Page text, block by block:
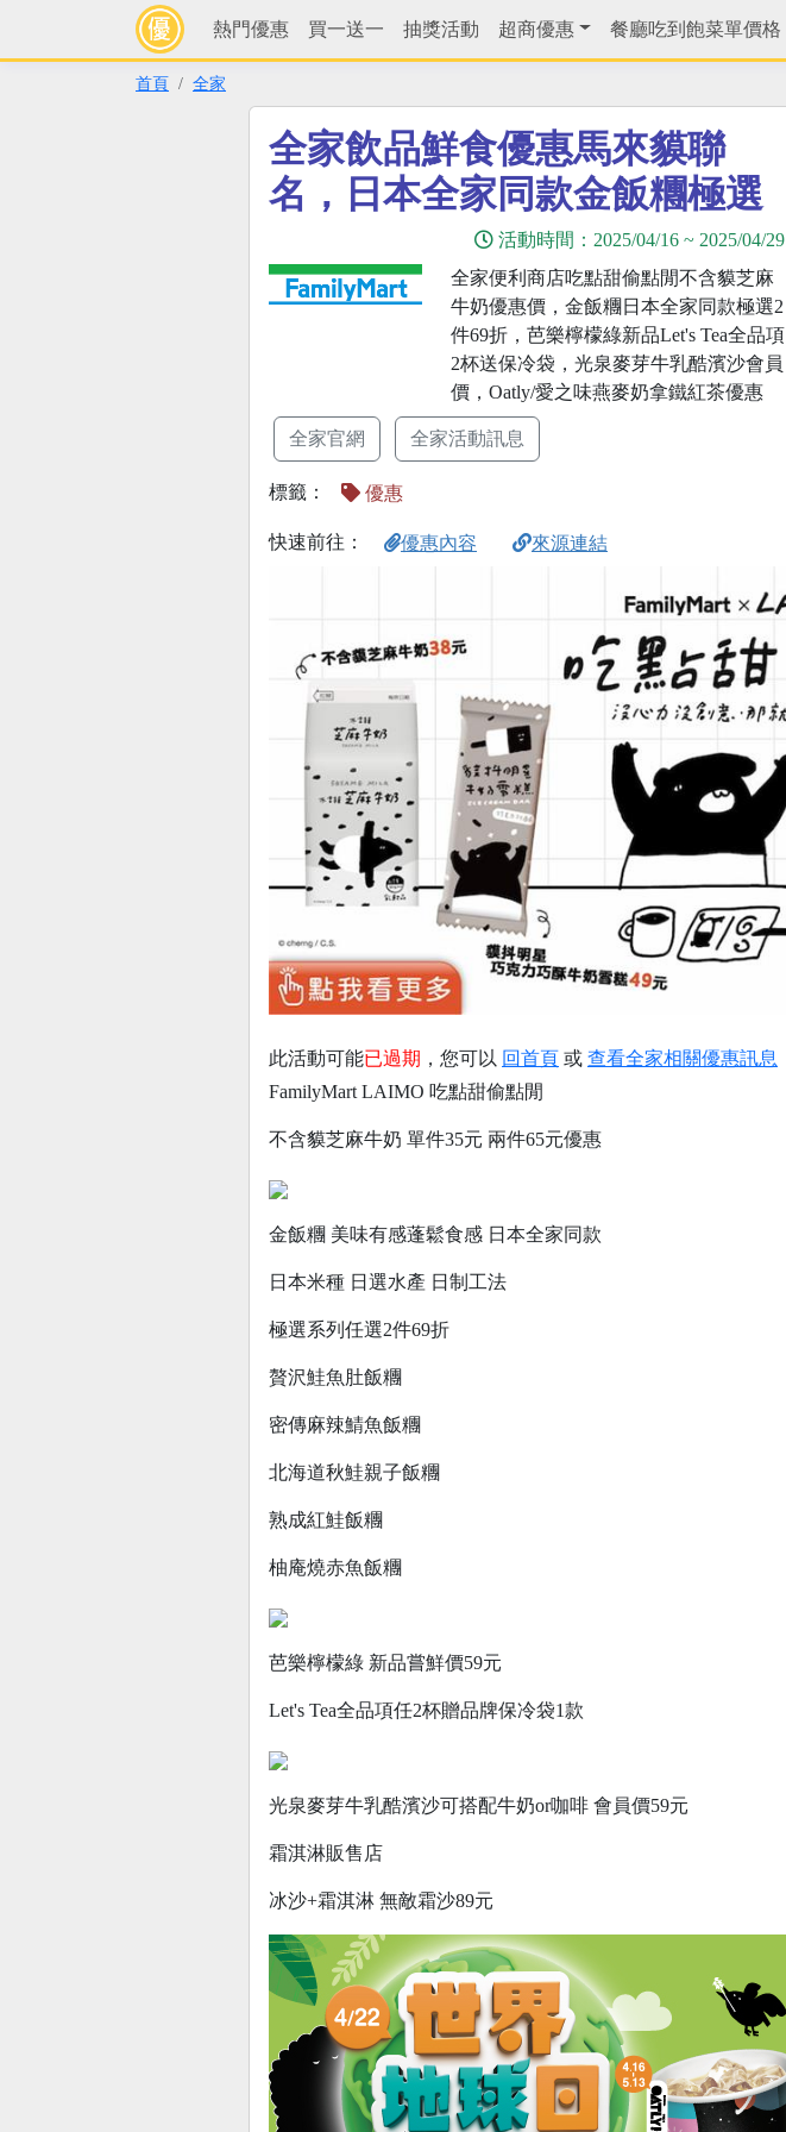
熱門優惠 買一送一 抽獎活動 超商優惠 餐廳吃到飽菜單價格
首頁 全家
全家飲品鮮食優惠馬來貘聯
名，日本全家同款金飯糰極選
活動時間： 2025/04/16 ~ 2025/04/29
全家便利商店吃點甜偷點閒不含貘芝麻
牛奶優惠價，金飯糰日本全家同款極選2
件69折，芭樂檸檬綠新品Let's Tea全品項
2杯送保冷袋，光泉麥芽牛乳酷濱沙會員
價，Oatly/愛之味燕麥奶拿鐵紅茶優惠
全家官網 全家活動訊息
標籤： 優惠
快速前往： 優惠內容 來源連結
此活動可能已過期 ，您可以 回首頁 或 查看全家相關優惠訊息
FamilyMart LAIMO 吃點甜偷點閒
不含貘芝麻牛奶 單件35元 兩件65元優惠
金飯糰 美味有感蓬鬆食感 日本全家同款
日本米種 日選水產 日制工法
極選系列任選2件69折
贅沢鮭魚肚飯糰
密傳麻辣鯖魚飯糰
北海道秋鮭親子飯糰
熟成紅鮭飯糰
柚庵燒赤魚飯糰
芭樂檸檬綠 新品嘗鮮價59元
Let's Tea全品項任2杯贈品牌保冷袋1款
光泉麥芽牛乳酷濱沙可搭配牛奶or咖啡 會員價59元
霜淇淋販售店
冰沙+霜淇淋 無敵霜沙89元